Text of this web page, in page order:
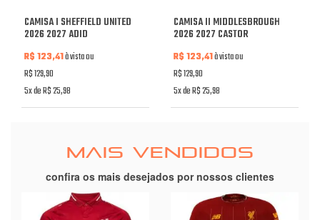
CAMISA I SHEFFIELD UNITED
2026 2027 ADID
R$ 123,41à vista ou
R$ 129,90
5x de R$ 25,98
CAMISA II MIDDLESBROUGH
2026 2027 CASTOR
R$ 123,41à vista ou
R$ 129,90
5x de R$ 25,98
MAIS VENDIDOS
confira os mais desejados por nossos clientes